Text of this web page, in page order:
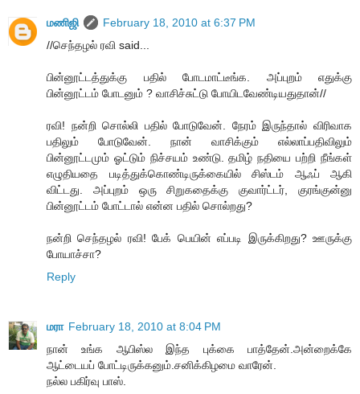
மணிஜி
February 18, 2010 at 6:37 PM
//செந்தழல் ரவி said...
பின்னூட்டத்துக்கு பதில் போடமாட்டீங்க. அப்புறம் எதுக்கு
பின்னூட்டம் போடனும் ? வாசிச்சுட்டு போயிடவேண்டியதுதான்//
ரவி! நன்றி சொல்லி பதில் போடுவேன். நேரம் இருந்தால் விரிவாக
பதிலும் போடுவேன். நான் வாசிக்கும் எல்லாப்பதிவிலும்
பின்னூட்டமும் ஓட்டும் நிச்சயம் உண்டு. தமிழ் நதியை பற்றி நீங்கள்
எழுதியதை படித்துக்கொண்டிருக்கையில் சிஸ்டம் ஆஃப் ஆகி
விட்டது. அப்புறம் ஒரு சிறுகதைக்கு குவார்ட்டர், குரங்குன்னு
பின்னூட்டம் போட்டால் என்ன பதில் சொல்றது?
நன்றி செந்தழல் ரவி! பேக் பெயின் எப்படி இருக்கிறது? ஊருக்கு
போயாச்சா?
Reply
மரா February 18, 2010 at 8:04 PM
நான் உங்க ஆபிஸ்ல இந்த புக்கை பாத்தேன்.அன்றைக்கே
ஆட்டையப் போட்டிருக்கனும்.சனிக்கிழமை வாரேன்.
நல்ல பகிர்வு பாஸ்.